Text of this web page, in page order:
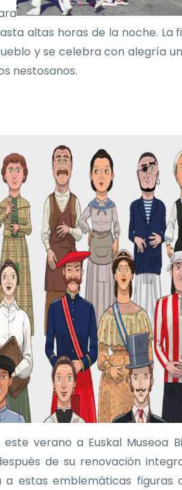
altas horas de la noche. La
y se celebra con alegría
nestosanos.
verano a Euskal Museoa
de su renovación
a estas emblemáticas figuras